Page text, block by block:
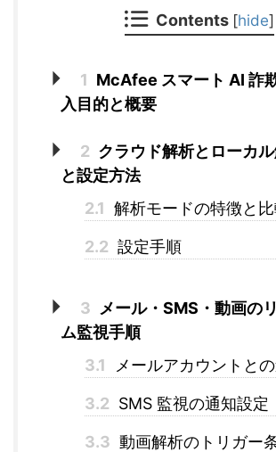
Contents [hide]
1 McAfee スマート AI 詐
入目的と概要
2 クラウド解析とローカ
と設定方法
2.1 解析モードの特徴と
2.2 設定手順
3
メール・SMS・動画の
ム監視手順
3.1
メールアカウントと
3.2 SMS 監視の通知設定
3.3 動画解析のトリガー